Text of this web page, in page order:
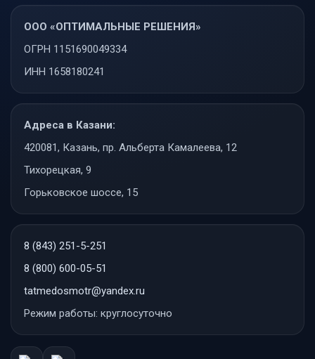
ООО «ОПТИМАЛЬНЫЕ РЕШЕНИЯ»
ОГРН 1151690049334
ИНН 1658180241
Адреса в Казани:
420081, Казань, пр. Альберта Камалеева, 12
Тихорецкая, 9
Горьковское шоссе, 15
8 (843) 251-5-251
8 (800) 600-05-51
tatmedosmotr@yandex.ru
Режим работы: круглосуточно